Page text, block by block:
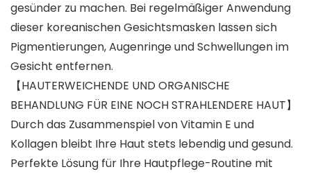
gesünder zu machen. Bei regelmäßiger Anwendung
dieser koreanischen Gesichtsmasken lassen sich
Pigmentierungen, Augenringe und Schwellungen im
Gesicht entfernen.
【HAUTERWEICHENDE UND ORGANISCHE
BEHANDLUNG FÜR EINE NOCH STRAHLENDERE HAUT】
Durch das Zusammenspiel von Vitamin E und
Kollagen bleibt Ihre Haut stets lebendig und gesund.
Perfekte Lösung für Ihre Hautpflege-Routine mit